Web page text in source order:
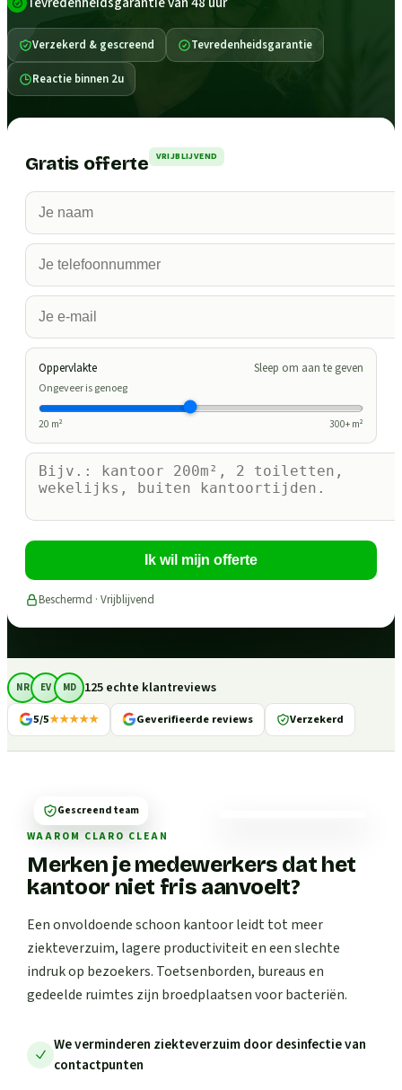
Verzekerd & gescreend Tevredenheidsgarantie
Reactie binnen 2u
Gratis offerte VRIJBLIJVEND
Oppervlakte Sleep om aan te geven
Ongeveer is genoeg
20 m² 300+ m²
Ik wil mijn offerte
Beschermd · Vrijblijvend
NR EV MD 125 echte klantreviews
5/5★★★★★ Geverifieerde reviews Verzekerd
WAAROM CLARO CLEAN
Merken je medewerkers dat het
kantoor niet fris aanvoelt?
Een onvoldoende schoon kantoor leidt tot meer
ziekteverzuim, lagere productiviteit en een slechte
indruk op bezoekers. Toetsenborden, bureaus en
gedeelde ruimtes zijn broedplaatsen voor bacteriën.
We verminderen ziekteverzuim door desinfectie van
contactpunten
Gescreend team